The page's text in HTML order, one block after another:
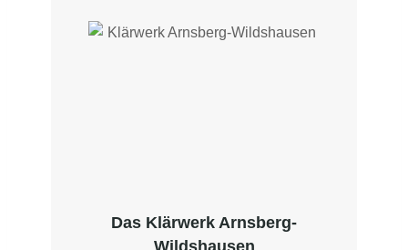
Das Klärwerk Arnsberg-
Wildshausen